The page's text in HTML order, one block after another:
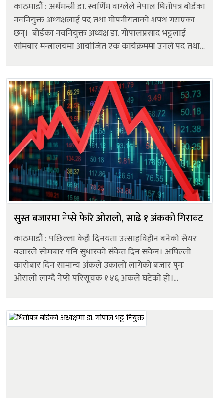
काठमाडौं : अर्थमन्त्री डा. स्वर्णिम वाग्लेले नेपाल धितोपत्र बोर्डका
नवनियुक्त अध्यक्षलाई पद तथा गोपनीयताको शपथ गराएका
छन्। बोर्डका नवनियुक्त अध्यक्ष डा. गोपालप्रसाद भट्टलाई
सोमबार मन्त्रालयमा आयोजित एक कार्यक्रममा उनले पद तथा
सुस्त बजारमा नेप्से फेरि ओरालो, साढे १ अंकको गिरावट
काठमाडौं : पछिल्ला केही दिनयता उत्साहविहीन बनेको सेयर
बजारले सोमबार पनि सुधारको संकेत दिन सकेन। अघिल्लो
कारोबार दिन सामान्य अंकले उकालो लागेको बजार पुनः
ओरालो लाग्दै नेप्से परिसूचक १.४६ अंकले घटेको हो।